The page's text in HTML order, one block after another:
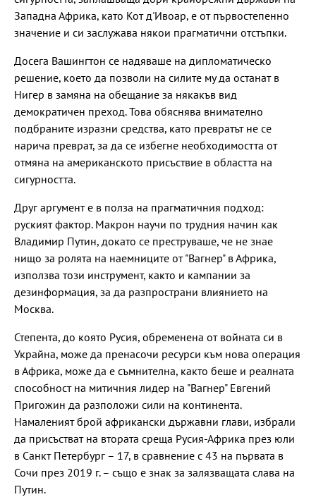
Западна Африка, като Кот д'Ивоар, е от първостепенно
значение и си заслужава някои прагматични отстъпки.
Досега Вашингтон се надяваше на дипломатическо
решение, което да позволи на силите му да останат в
Нигер в замяна на обещание за някакъв вид
демократичен преход. Това обяснява внимателно
подбраните изразни средства, като превратът не се
нарича преврат, за да се избегне необходимостта от
отмяна на американското присъствие в областта на
сигурността.
Друг аргумент е в полза на прагматичния подход:
руският фактор. Макрон научи по трудния начин как
Владимир Путин, докато се преструваше, че не знае
нищо за ролята на наемниците от "Вагнер" в Африка,
използва този инструмент, както и кампании за
дезинформация, за да разпространи влиянието на
Москва.
Степента, до която Русия, обременена от войната си в
Украйна, може да пренасочи ресурси към нова операция
в Африка, може да е съмнителна, както беше и реалната
способност на митичния лидер на "Вагнер" Евгений
Пригожин да разположи сили на континента.
Намаленият брой африкански държавни глави, избрали
да присъстват на втората среща Русия-Африка през юли
в Санкт Петербург – 17, в сравнение с 43 на първата в
Сочи през 2019 г. – също е знак за залязващата слава на
Путин.